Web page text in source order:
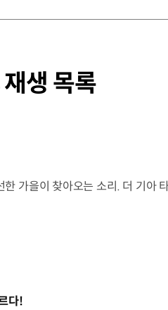
생 목록
다!